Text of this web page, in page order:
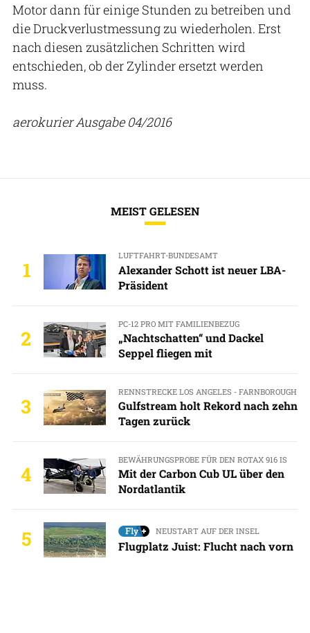
Motor dann für einige Stunden zu betreiben und
die Druckverlustmessung zu wiederholen. Erst
nach diesen zusätzlichen Schritten wird
entschieden, ob der Zylinder ersetzt werden
muss.
aerokurier Ausgabe 04/2016
MEIST GELESEN
1
LUFTFAHRT-BUNDESAMT
Alexander Schott ist neuer LBA-
Präsident
2
PC-12 PRO MIT FAMILIENBEZUG
„Nachtschatten“ und Dackel
Seppel fliegen mit
3
RENNSTRECKE LOS ANGELES - FARNBOROUGH
Gulfstream holt Rekord nach zehn
Tagen zurück
4
BEWÄHRUNGSPROBE FÜR DEN ROTAX 916 IS
Mit der Carbon Cub UL über den
Nordatlantik
5 NEUSTART AUF DER INSEL
Flugplatz Juist: Flucht nach vorn